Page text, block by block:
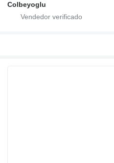
Colbeyoglu